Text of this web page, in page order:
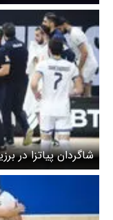
شاگردان پیاتزا در